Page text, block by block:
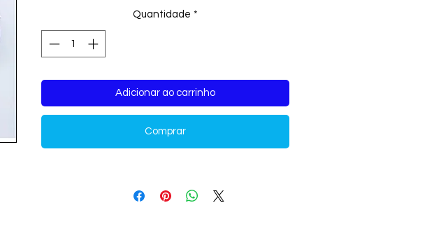
Quantidade *
Adicionar ao carrinho
Comprar